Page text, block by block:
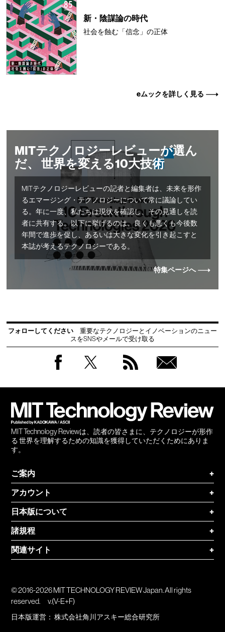
新・陰謀論の時代
社会を蝕む「信念」の正体
eムックを詳しく見る
MITテクノロジーレビューが選ん
だ、 世界を変える10大技術
MITテクノロジーレビューの記者と編集者は、未来を形作
るエマージング・テクノロジーについて常に議論してい
る。年に一度、私たちは現状を確認し、その見通しを読
者に共有する。以下に挙げるのは、良くも悪くも今後数
年間で進歩を促し、あるいは大きな変化を引き起こすと
本誌が考えるテクノロジーである。
特集ページへ
フォローしてください
重要なテクノロジーとイノベーションのニュー
スをSNSやメールで受け取る
MIT Technology Reviewは、読者の皆さまに、テクノロジーが形作
る 世界を理解するための知識を獲得していただくためにありま
す。
ご案内
+
アカウント
+
日本版について
+
諸規程
+
関連サイト
+
© 2016-2026 MIT TECHNOLOGY REVIEW Japan. All rights
reserved.
v.(V-E+F)
日本版運営：株式会社角川アスキー総合研究所